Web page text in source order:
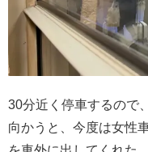
30分近く停車するので
向かうと、今度は女性